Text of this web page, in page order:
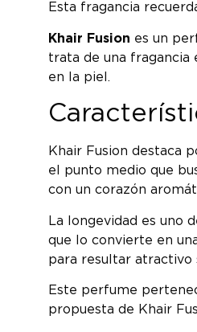
Esta fragancia
Khair Fusion es un
trata de una fragancia
en la piel.
Khair Fusion destaca
el punto medio que
con un corazón
La longevidad es uno
que lo convierte en
para resultar atractivo
Este perfume
propuesta de Khair